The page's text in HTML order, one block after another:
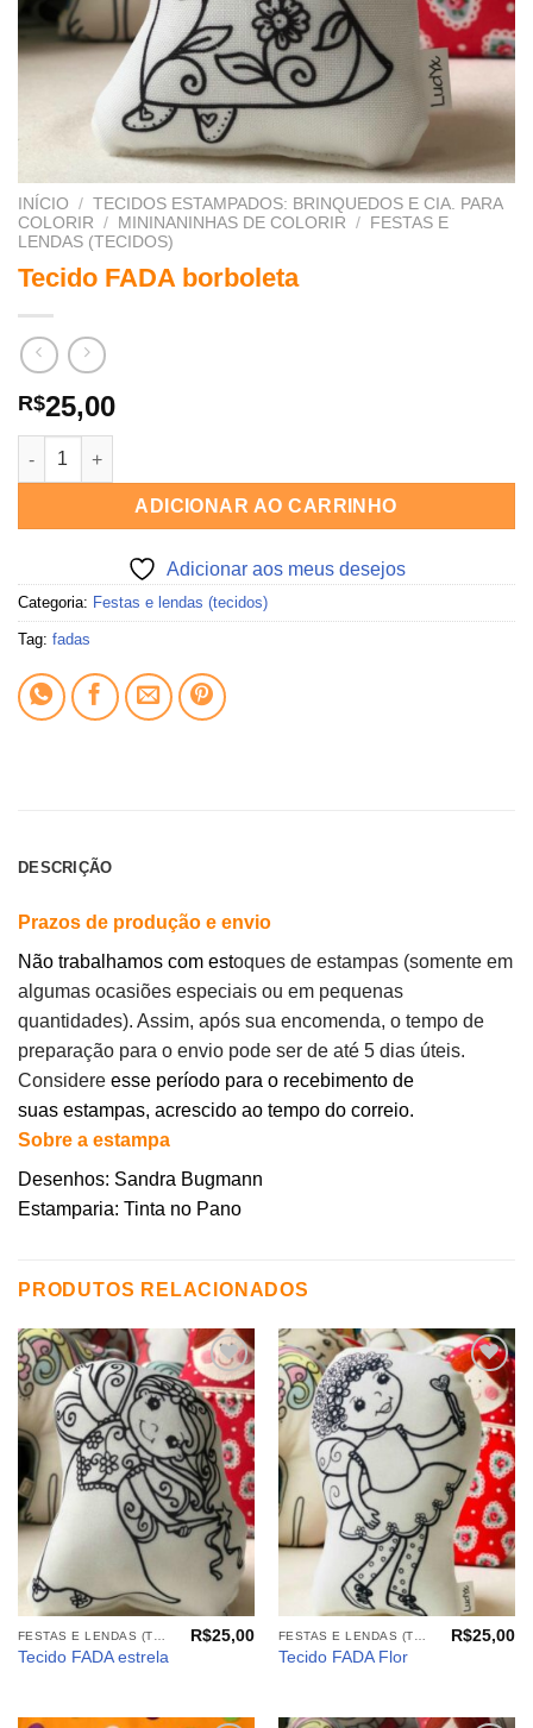
INÍCIO / TECIDOS ESTAMPADOS: BRINQUEDOS E CIA. PARA
COLORIR
/ MININANINHAS DE COLORIR /
FESTAS E
LENDAS (TECIDOS)
Tecido FADA borboleta
R$25,00
Tecido FADA borboleta quantidade
ADICIONAR AO CARRINHO
Adicionar aos meus desejos
Categoria: Festas e lendas (tecidos)
Tag: fadas
DESCRIÇÃO
Prazos de produção e envio
Não trabalhamos com estoques de estampas (somente em
algumas ocasiões especiais ou em pequenas
quantidades). Assim, após sua encomenda, o tempo de
preparação para o envio pode ser de até 5 dias úteis.
Considere esse período para o recebimento de
suas estampas, acrescido ao tempo do correio.
Sobre a estampa
Desenhos: Sandra Bugmann
Estamparia: Tinta no Pano
PRODUTOS RELACIONADOS
Adicionar
aos
meus
desejos
Tecido FADA estrela
R$25,00
Adicionar
aos
meus
desejos
Tecido FADA Flor
R$25,00